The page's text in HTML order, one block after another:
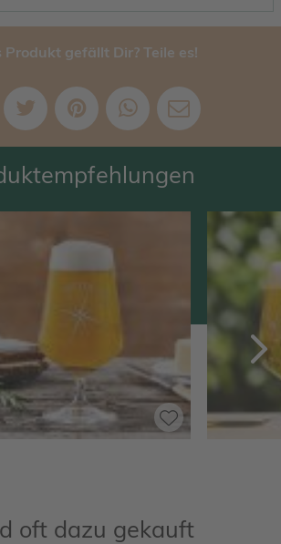
Produkt gefällt Dir? Teile es!
oft dazu gekauft